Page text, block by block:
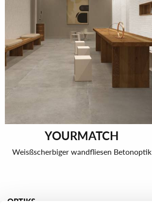
YOURMATCH
Weisßscherbiger wandfliesen Betonoptik
OPTIKS